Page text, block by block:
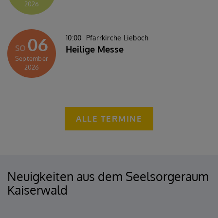
2026
SO 06
September
2026
10:00 Pfarrkirche Lieboch
Heilige Messe
ALLE TERMINE
Neuigkeiten aus dem Seelsorgeraum
Kaiserwald